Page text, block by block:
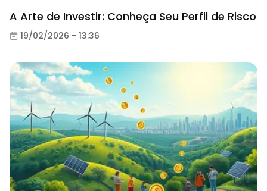
A Arte de Investir: Conheça Seu Perfil de Risco
19/02/2026 - 13:36